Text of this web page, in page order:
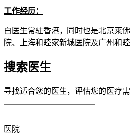
工作经历：
⽩医⽣常驻⾹港，同时也是北京莱
院、上海和睦家新城医院及⼴州和
搜索医生
寻找适合您的医生，评估您的医疗需
医院